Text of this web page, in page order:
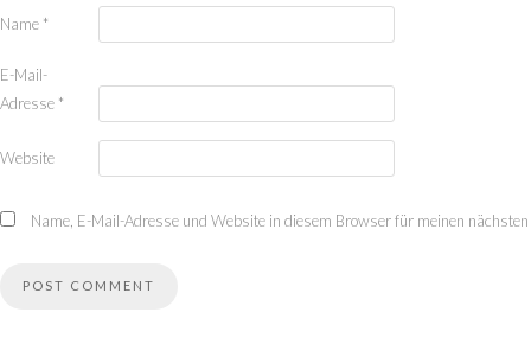
Name *
E-Mail-
Adresse *
Website
Name, E-Mail-Adresse und Website in diesem Browser für meinen